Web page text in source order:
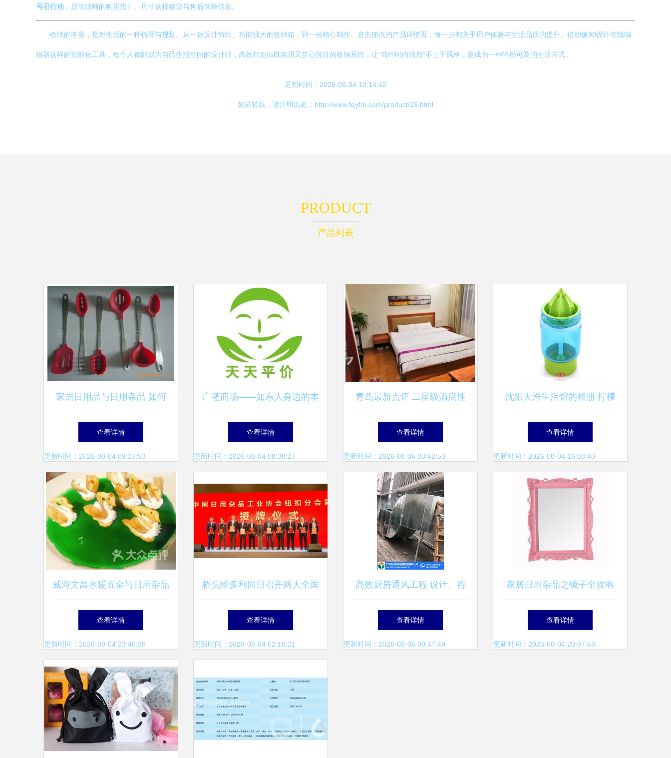
号召行动 ：提供清晰的购买指引、尺寸选择建议与售后保障信息。
收纳的本质，是对生活的一种梳理与规划。从一款设计简约、功能强大的收纳箱，到一份精心制作、直击痛点的产品详情页，每一步都关乎用户体验与生活品质的提升。借助像90设计在线编
辑器这样的智能化工具，每个人都能成为自己生活空间的设计师，高效打造出既实用又赏心悦目的收纳系统，让“简约时尚清新”不止于风格，更成为一种轻松可及的生活方式。
更新时间：2026-08-04 10:14:42
如若转载，请注明出处：http://www.fqyfm.com/product/29.html
PRODUCT
产品列表
家居日用品与日用杂品 如何
选择更实用？
查看详情
更新时间：2026-08-04 09:27:53
广隆商场——如东人身边的本
土平价超市，请投广隆一票
查看详情
更新时间：2026-08-04 08:38:27
青岛最新点评 二星级酒店性
价比排行榜
查看详情
更新时间：2026-08-04 03:42:53
沈阳天浩生活馆的相册 柠檬
杯3的清新记忆
查看详情
更新时间：2026-08-04 16:03:40
威海文昌水暖五金与日用杂品
附近的商户指南
查看详情
更新时间：2026-08-04 23:46:26
桥头维多利同日召开两大全国
性盛会，纽扣行业迎发展新机
遇
查看详情
更新时间：2026-08-04 02:16:21
高效厨房通风工程 设计、咨
询与日用杂品一站式解决方案
查看详情
更新时间：2026-08-04 00:47:49
家居日用杂品之镜子全攻略
价格、批发、厂家与选购大全
查看详情
更新时间：2026-08-04 20:07:48